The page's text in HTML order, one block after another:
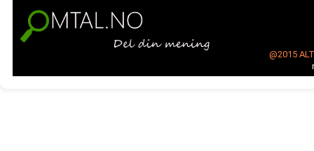
@2015